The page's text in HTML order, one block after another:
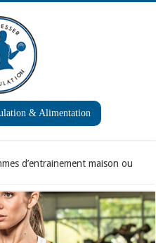
& Alimentation
d’entrainement maison ou